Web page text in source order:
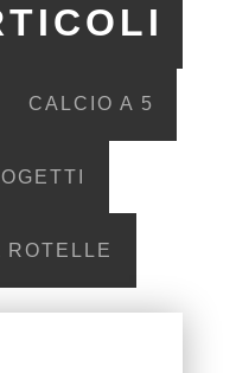
CALCIO A 5
ROTELLE